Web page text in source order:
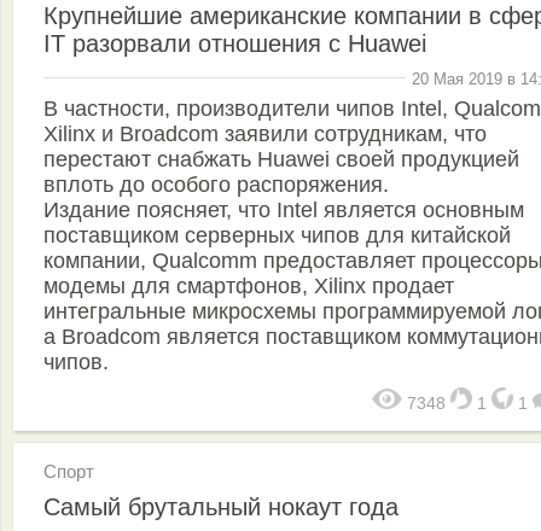
Крупнейшие американские компании в
IT разорвали отношения с Huawei
20 Мая 2019 в
В частности, производители чипов Intel,
Xilinx и Broadcom заявили сотрудникам, что
перестают снабжать Huawei своей продукцией
вплоть до особого распоряжения.
Издание поясняет, что Intel является основным
поставщиком серверных чипов для китайской
компании, Qualcomm предоставляет
модемы для смартфонов, Xilinx продает
интегральные микросхемы программируемой
а Broadcom является поставщиком
чипов.
7348 1 1
Спорт
Cамый брутальный нокаут года